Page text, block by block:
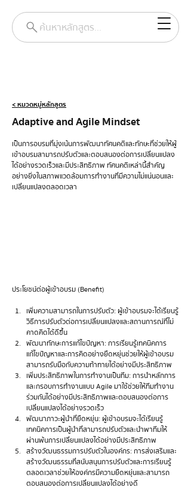
ค้นหาหลักสูตร...
< หมวดหมู่หลักสูตร
Adaptive and Agile Mindset
เป็นการอบรมที่มุ่งเน้นการพัฒนาทัศนคติและทักษะที่ช่วยให้ผู้
เข้าอบรมสามารถปรับตัวและตอบสนองต่อการเปลี่ยนแปลง
ได้อย่างรวดเร็วและมีประสิทธิภาพ ทัศนคติเหล่านี้สำคัญ
อย่างยิ่งในสภาพแวดล้อมการทำงานที่มีความไม่แน่นอนและ
เปลี่ยนแปลงตลอดเวลา
ประโยชน์ต่อผู้เข้าอบรม (Benefit)
เพิ่มความสามารถในการปรับตัว: ผู้เข้าอบรมจะได้เรียนรู้
วิธีการปรับตัวต่อการเปลี่ยนแปลงและสถานการณ์ที่ไม่
คาดคิดได้ดีขึ้น
พัฒนาทักษะการแก้ไขปัญหา: การเรียนรู้เทคนิคการ
แก้ไขปัญหาและการคิดอย่างยืดหยุ่นช่วยให้ผู้เข้าอบรม
สามารถรับมือกับความท้าทายได้อย่างมีประสิทธิภาพ
เพิ่มประสิทธิภาพในการทำงานเป็นทีม: การนำหลักการ
และกรอบการทำงานแบบ Agile มาใช้ช่วยให้ทีมทำงาน
ร่วมกันได้อย่างมีประสิทธิภาพและตอบสนองต่อการ
เปลี่ยนแปลงได้อย่างรวดเร็ว
พัฒนาภาวะผู้นำที่ยืดหยุ่น: ผู้เข้าอบรมจะได้เรียนรู้
เทคนิคการเป็นผู้นำที่สามารถปรับตัวและนำพาทีมให้
ผ่านพ้นการเปลี่ยนแปลงได้อย่างมีประสิทธิภาพ
สร้างวัฒนธรรมการปรับตัวในองค์กร: การส่งเสริมและ
สร้างวัฒนธรรมที่สนับสนุนการปรับตัวและการเรียนรู้
ตลอดเวลาช่วยให้องค์กรมีความยืดหยุ่นและสามารถ
ตอบสนองต่อการเปลี่ยนแปลงได้อย่างดี